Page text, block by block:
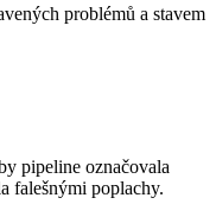
problémů a stavem
pipeline označovala
falešnými poplachy.